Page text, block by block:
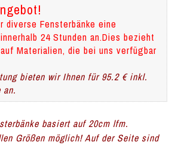
diverse Fensterbänke eine
24 Stunden an.Dies bezieht
Materialien, die bei uns verfügbar
bieten wir Ihnen für 95.2 € inkl.
an.
basiert auf 20cm lfm.
Größen möglich! Auf der Seite sind